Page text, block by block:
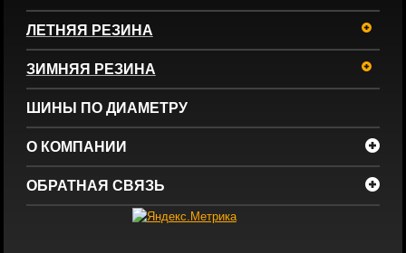
ЛЕТНЯЯ РЕЗИНА
ЗИМНЯЯ РЕЗИНА
ШИНЫ ПО ДИАМЕТРУ
О КОМПАНИИ
ОБРАТНАЯ СВЯЗЬ